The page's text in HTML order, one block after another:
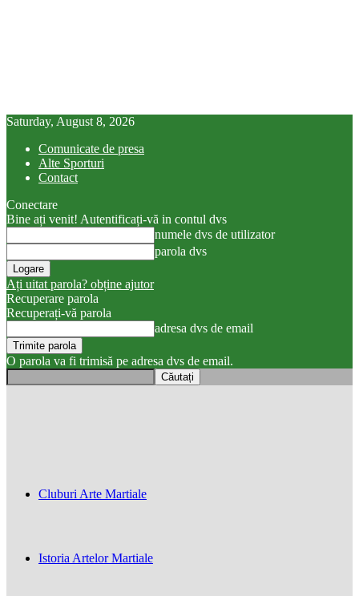
Saturday, August 8, 2026
Comunicate de presa
Alte Sporturi
Contact
Conectare
Bine ați venit! Autentificați-vă in contul dvs
numele dvs de utilizator
parola dvs
Ați uitat parola? obține ajutor
Recuperare parola
Recuperați-vă parola
adresa dvs de email
O parola va fi trimisă pe adresa dvs de email.
Cluburi Arte Martiale
Istoria Artelor Martiale